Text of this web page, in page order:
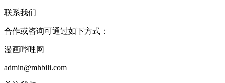
联系我们
合作或咨询可通过如下方式：
漫画哔哩网
admin@mhbili.com